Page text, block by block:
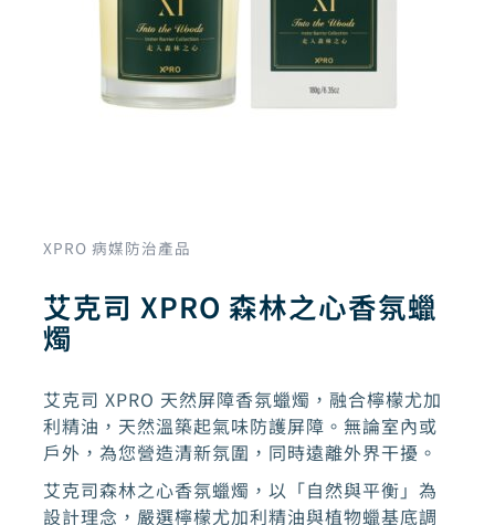
XPRO 病媒防治產品
艾克司 XPRO 森林之心香氛蠟
燭
艾克司 XPRO 天然屏障香氛蠟燭，融合檸檬尤加
利精油，天然溫築起氣味防護屏障。無論室內或
戶外，為您營造清新氛圍，同時遠離外界干擾。
艾克司森林之心香氛蠟燭，以「自然與平衡」為
設計理念，嚴選檸檬尤加利精油與植物蠟基底調